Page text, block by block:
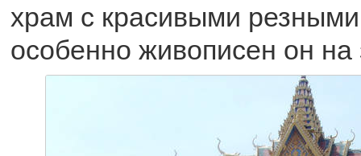
храм с красивыми
особенно живописен он на